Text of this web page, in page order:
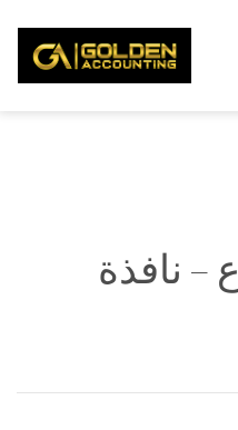
– نافذة